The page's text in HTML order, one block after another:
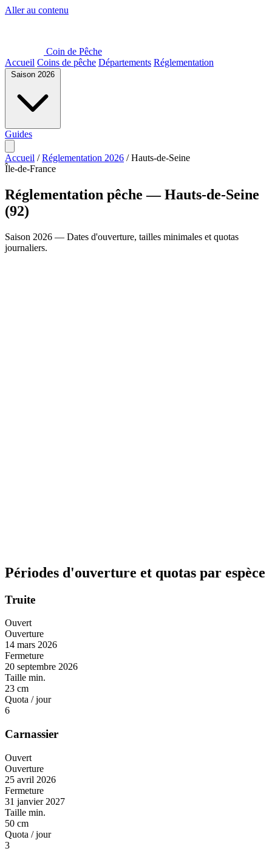
Aller au contenu
Coin de Pêche
Accueil Coins de pêche Départements Réglementation
Saison 2026
Guides
Accueil / Réglementation 2026 / Hauts-de-Seine
Île-de-France
Réglementation pêche — Hauts-de-Seine
(92)
Saison 2026 — Dates d'ouverture, tailles minimales et quotas
journaliers.
Périodes d'ouverture et quotas par espèce
Truite
Ouvert
Ouverture
14 mars 2026
Fermeture
20 septembre 2026
Taille min.
23 cm
Quota / jour
6
Carnassier
Ouvert
Ouverture
25 avril 2026
Fermeture
31 janvier 2027
Taille min.
50 cm
Quota / jour
3